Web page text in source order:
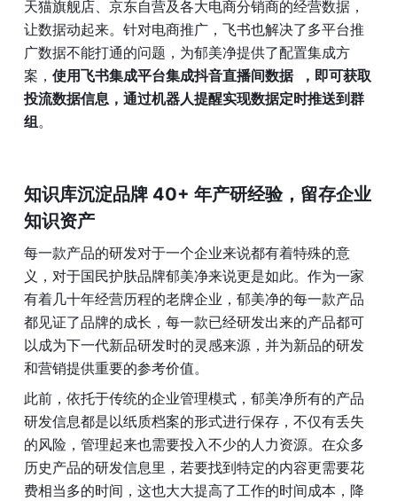
天猫旗舰店、京东自营及各大电商分销商的经营数据，
让数据动起来。针对电商推广，飞书也解决了多平台推
广数据不能打通的问题，为郁美净提供了配置集成方
案， 使用飞书集成平台集成抖音直播间数据  ，即可获取
投流数据信息，通过机器人提醒实现数据定时推送到群
组。
知识库沉淀品牌 40+ 年产研经验，留存企业
知识资产
每一款产品的研发对于一个企业来说都有着特殊的意
义，对于国民护肤品牌郁美净来说更是如此。作为一家
有着几十年经营历程的老牌企业，郁美净的每一款产品
都见证了品牌的成长，每一款已经研发出来的产品都可
以成为下一代新品研发时的灵感来源，并为新品的研发
和营销提供重要的参考价值。
此前，依托于传统的企业管理模式，郁美净所有的产品
研发信息都是以纸质档案的形式进行保存，不仅有丢失
的风险，管理起来也需要投入不少的人力资源。在众多
历史产品的研发信息里，若要找到特定的内容更需要花
费相当多的时间，这也大大提高了工作的时间成本，降